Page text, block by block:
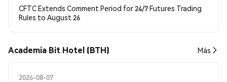
CFTC Extends Comment Period for 24/7 Futures Trading
Rules to August 26
Academia Bit Hotel (BTH) Más
2026-08-07